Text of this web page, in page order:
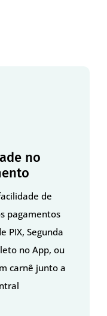
no
de
pagamentos
PIX, Segunda
no App, ou
carnê junto a